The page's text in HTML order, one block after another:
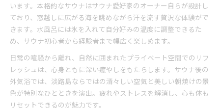
います。本格的なサウナはサウナ愛好家のオーナー自らが設計し
ており、窓越しに広がる海を眺めながら汗を流す贅沢な体験がで
きます。水風呂には氷を入れて自分好みの温度に調整できるた
め、サウナ初心者から経験者まで幅広く楽しめます。
日常の喧騒から離れ、自然に囲まれたプライベート空間でのリフ
レッシュは、心身ともに深い癒やしをもたらします。サウナ後の
外気浴では、淡路島ならではの清々しい空気と美しい朝焼けの景
色が特別なひとときを演出。疲れやストレスを解消し、心も体も
リセットできるのが魅力です。